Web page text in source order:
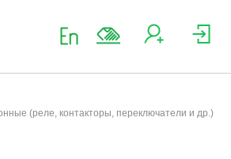
(реле, контакторы, переключатели и др.)